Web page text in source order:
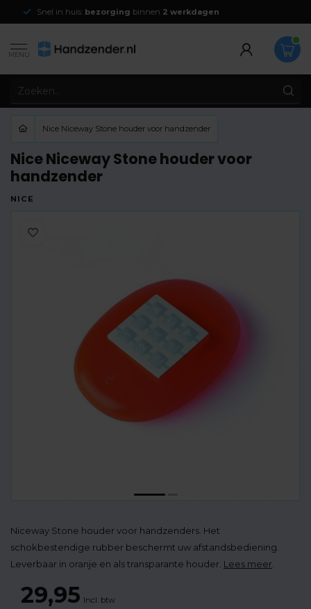
Snel in huis: bezorging binnen 2 werkdagen
MENU
Nice Niceway Stone houder voor handzender
Nice Niceway Stone houder voor
handzender
NICE
Niceway Stone houder voor handzenders. Het
schokbestendige rubber beschermt uw afstandsbediening.
Leverbaar in oranje en als transparante houder. Lees meer
29,95 Incl. btw